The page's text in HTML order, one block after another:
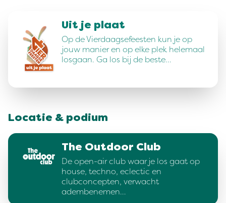
Uit je plaat
Op de Vierdaagsefeesten kun je op
jouw manier en op elke plek helemaal
losgaan. Ga los bij de beste…
Locatie & podium
The Outdoor Club
De open-air club waar je los gaat op
house, techno, eclectic en
clubconcepten, verwacht
adembenemen…